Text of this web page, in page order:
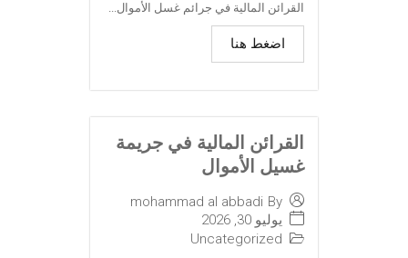
القرائن المالية في جرائم غسل الأموال...
اضغط هنا
القرائن المالية في جريمة
غسيل الأموال
By
mohammad al abbadi
يوليو 30, 2026
Uncategorized